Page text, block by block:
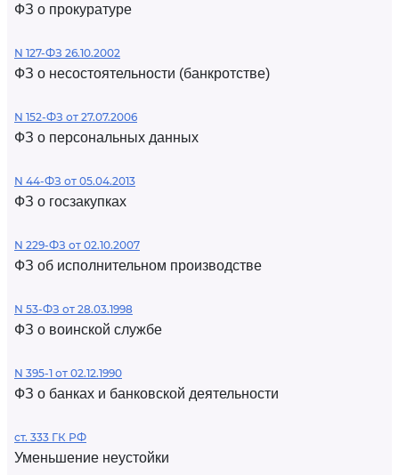
ФЗ о прокуратуре
N 127-ФЗ 26.10.2002
ФЗ о несостоятельности (банкротстве)
N 152-ФЗ от 27.07.2006
ФЗ о персональных данных
N 44-ФЗ от 05.04.2013
ФЗ о госзакупках
N 229-ФЗ от 02.10.2007
ФЗ об исполнительном производстве
N 53-ФЗ от 28.03.1998
ФЗ о воинской службе
N 395-1 от 02.12.1990
ФЗ о банках и банковской деятельности
ст. 333 ГК РФ
Уменьшение неустойки